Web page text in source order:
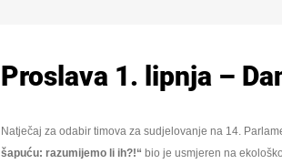
Proslava 1. lipnja –
Natječaj za odabir timova za sudjelovanje na 14.
šapuću: razumijemo li ih?!“ bio je usmjeren na